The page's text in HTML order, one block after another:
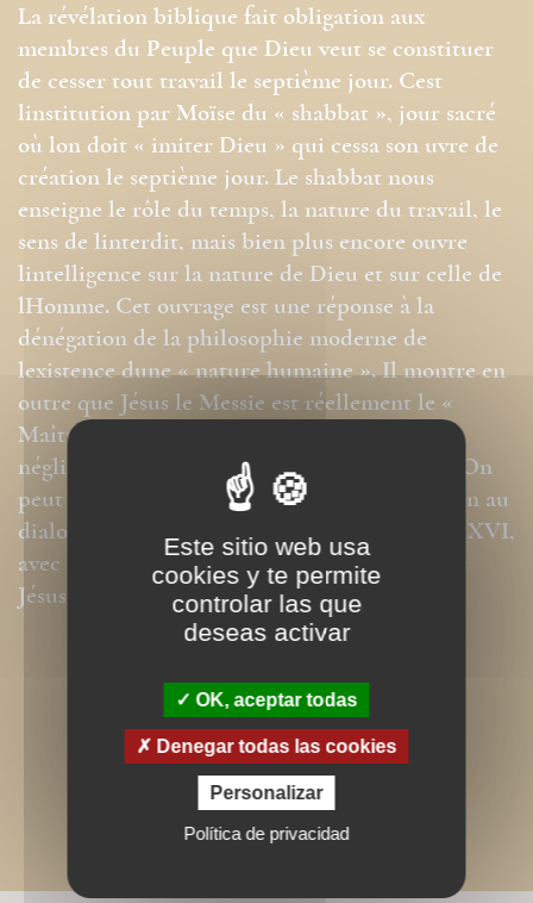
La révélation biblique fait obligation aux
membres du Peuple que Dieu veut se constituer
de cesser tout travail le septième jour. Cest
linstitution par Moïse du « shabbat », jour sacré
où lon doit « imiter Dieu » qui cessa son uvre de
création le septième jour. Le shabbat nous
enseigne le rôle du temps, la nature du travail, le
sens de linterdit, mais bien plus encore ouvre
lintelligence sur la nature de Dieu et sur celle de
lHomme. Cet ouvrage est une réponse à la
dénégation de la philosophie moderne de
lexistence dune « nature humaine ». Il montre en
outre que Jésus le Messie est réellement le «
Maître du Shabbat », non pour le nier ou le
négliger mais pour laccomplir parfaitement. On
peut lire cet ouvrage comme une participation au
dialogue de Joseph Ratzinger, le Pape Benoît XVI,
avec le rabbin Jacob Neusner rapporté dans «
Jésus de Nazareth ».
Este sitio web usa
cookies y te permite
controlar las que
deseas activar
OK, aceptar todas
Denegar todas las cookies
Personalizar
Política de privacidad